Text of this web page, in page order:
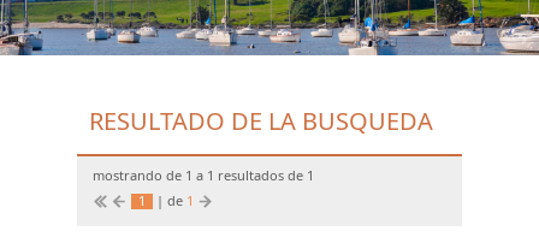
RESULTADO DE LA BUSQUEDA
mostrando de 1 a 1 resultados de 1
1
| de 1